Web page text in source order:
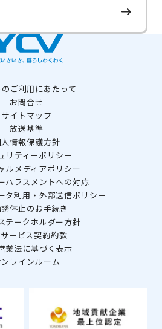
ご利用にあたって
お問合せ
サイトマップ
放送基準
情報保護方針
リティーポリシー
ルメディアポリシー
ハラスメントへの対応
タ利用・外部送信ポリシー
停止のお手続き
テークホルダー方針
サービス契約約款
業法に基づく表示
ンラインルーム